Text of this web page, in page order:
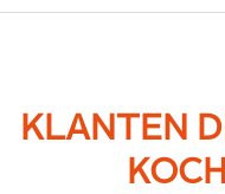
KLANTEN